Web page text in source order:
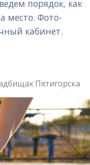
порядок, как
место. Фото-
кабинет.
Пятигорска